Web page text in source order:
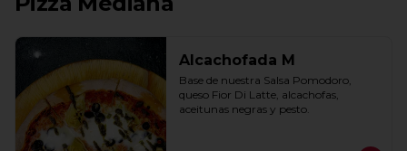
Alcachofada M
Base de nuestra Salsa Pomodoro,
queso Fior Di Latte, alcachofas,
aceitunas negras y pesto.